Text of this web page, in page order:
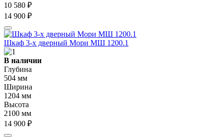
10 580 ₽
14 900 ₽
Шкаф 3-х дверный Мори МШ 1200.1
В наличии
Глубина
504 мм
Ширина
1204 мм
Высота
2100 мм
14 900 ₽